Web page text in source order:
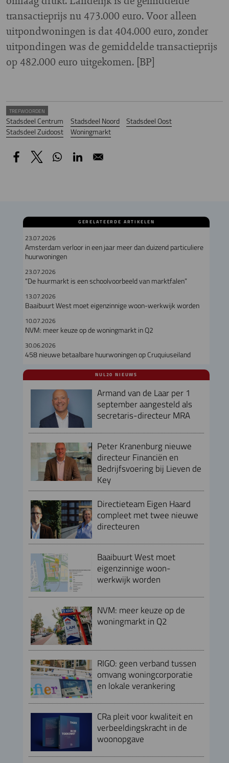
transactieprijs nu 473.000 euro. Voor alleen
uitpondwoningen is dat 404.000 euro, zonder
uitpondingen was de gemiddelde transactieprijs
op 482.000 euro uitgekomen. [BP]
TREFWOORDEN
Stadsdeel Centrum Stadsdeel Noord
Stadsdeel Oost
Stadsdeel Zuidoost
Woningmarkt
GERELATEERDE ARTIKELEN
23.07.2026
Amsterdam verloor in een jaar meer dan duizend particuliere
huurwoningen
23.07.2026
“De huurmarkt is een schoolvoorbeeld van marktfalen”
13.07.2026
Baaibuurt West moet eigenzinnige woon-werkwijk worden
10.07.2026
NVM: meer keuze op de woningmarkt in Q2
30.06.2026
458 nieuwe betaalbare huurwoningen op Cruquiuseiland
NUL20 NIEUWS
Armand van de Laar per 1
september aangesteld als
secretaris-directeur MRA
Peter Kranenburg nieuwe
directeur Financiën en
Bedrijfsvoering bij Lieven de
Key
Directieteam Eigen Haard
compleet met twee nieuwe
directeuren
Baaibuurt West moet
eigenzinnige woon-
werkwijk worden
NVM: meer keuze op de
woningmarkt in Q2
RIGO: geen verband tussen
omvang woningcorporatie
en lokale verankering
CRa pleit voor kwaliteit en
verbeeldingskracht in de
woonopgave